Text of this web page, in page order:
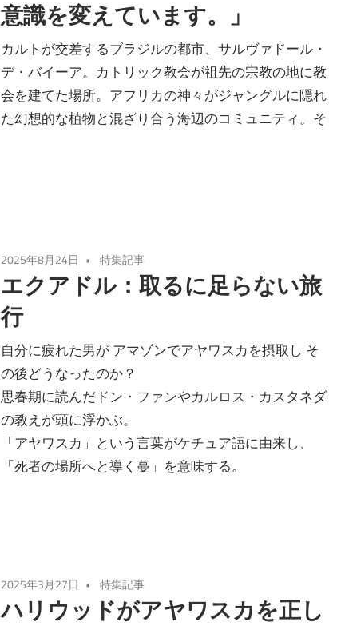
意識を変えています。」
カルトが交差するブラジルの都市、サルヴァドール・
デ・バイーア。カトリック教会が祖先の宗教の地に教
会を建てた場所。アフリカの神々がジャングルに隠れ
た幻想的な植物と混ざり合う海辺のコミュニティ。そ
2025年8月24日 特集記事
エクアドル：取るに足らない旅
行
自分に疲れた男が アマゾンでアヤワスカを摂取し そ
の後どうなったのか？
思春期に読んだドン・ファンやカルロス・カスタネダ
の教えが頭に浮かぶ。
「アヤワスカ」という言葉がケチュア語に由来し、
「死者の場所へと導く蔓」を意味する。
2025年3月27日 特集記事
ハリウッドがアヤワスカを正し